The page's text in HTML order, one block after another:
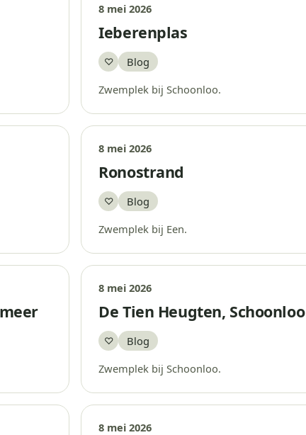
8 mei 2026
Ieberenplas
♡
Bewaar
Blog
Zwemplek bij Schoonloo.
8 mei 2026
Ronostrand
♡
Bewaar
Blog
Zwemplek bij Een.
8 mei 2026
De Tien Heugten, Schoonloo
♡
Bewaar
Blog
Zwemplek bij Schoonloo.
8 mei 2026